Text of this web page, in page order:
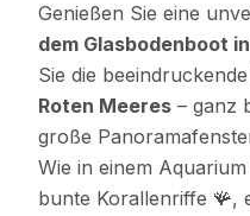
Genießen Sie eine
dem Glasbodenboot
Sie die beeindruckende
Roten Meeres – ganz
große
Wie in einem
bunte Korallenriffe 🪸,